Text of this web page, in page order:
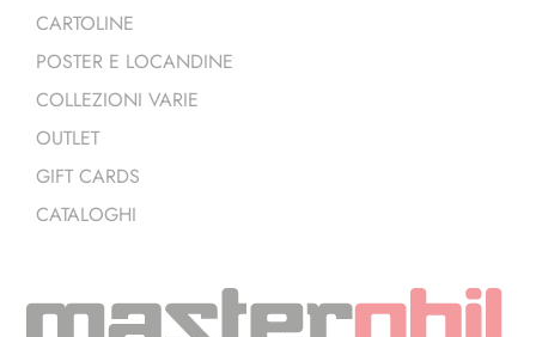
CARTOLINE
POSTER E LOCANDINE
COLLEZIONI VARIE
OUTLET
GIFT CARDS
CATALOGHI